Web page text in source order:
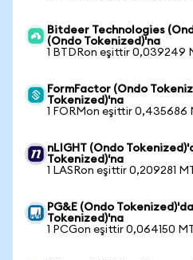
Bitdeer Technologies
(Ondo Tokenized)'na
1 BTDRon eşittir 0,039249
FormFactor (Ondo
Tokenized)'na
1 FORMon eşittir 0,435686
nLIGHT (Ondo
Tokenized)'na
1 LASRon eşittir 0,209281
PG&E (Ondo
Tokenized)'na
1 PCGon eşittir 0,064150